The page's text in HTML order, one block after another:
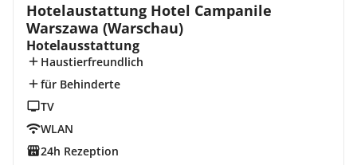
Hotelaustattung Hotel Campanile
Warszawa (Warschau)
Hotelausstattung
Haustierfreundlich
für Behinderte
TV
WLAN
24h Rezeption